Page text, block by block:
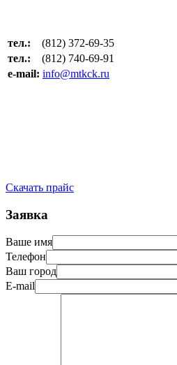
тел.: (812) 372-69-35
тел.: (812) 740-69-91
e-mail: info@mtkck.ru
Скачать прайс
Заявка
Ваше имя
Телефон
Ваш город
E-mail